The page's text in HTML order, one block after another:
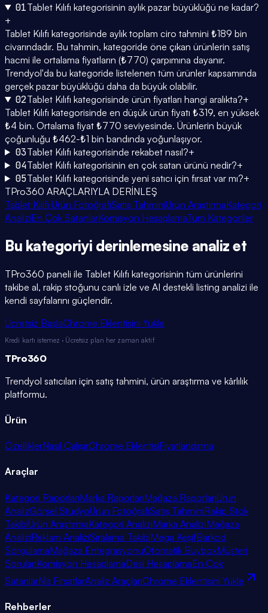
01Tablet Kılıfı kategorisinin aylık pazar büyüklüğü ne kadar?
+
Tablet Kılıfı kategorisinde aylık toplam ciro tahmini ₺189 bin
civarındadır. Bu tahmin, kategoride öne çıkan ürünlerin satış
hacmi ile ortalama fiyatların (₺770) çarpımına dayanır.
Trendyol'da bu kategoride listelenen tüm ürünler kapsamında
gerçek pazar büyüklüğü daha da büyük olabilir.
02Tablet Kılıfı kategorisinde ürün fiyatları hangi aralıkta?+
Tablet Kılıfı kategorisinde en düşük ürün fiyatı ₺319, en yüksek
₺4 bin. Ortalama fiyat ₺770 seviyesinde. Ürünlerin büyük
çoğunluğu ₺462-₺1 bin bandında yoğunlaşıyor.
03Tablet Kılıfı kategorisinde rekabet nasıl?+
04Tablet Kılıfı kategorisinin en çok satan ürünü nedir?+
05Tablet Kılıfı kategorisinde yeni satıcı için fırsat var mı?+
TPro360 ARAÇLARIYLA DERİNLEŞ
Tablet Kılıfı Ürün FotoğrafıSatış TahminiÜrün AraştırmaKategori
AnaliziEn Çok SatanlarKomisyon HesaplamaTüm Kategoriler
Bu kategoriyi derinlemesine analiz et
TPro360 paneli ile Tablet Kılıfı kategorisinin tüm ürünlerini
takibe al, rakip stoğunu canlı izle ve AI destekli listing analizi ile
kendi sayfalarını güçlendir.
Ücretsiz BaşlaChrome Eklentisini Yükle
Kredi kartı istemez · Ücretsiz plan her zaman aktif
TPro360
Trendyol satıcıları için satış tahmini, ürün araştırma ve kârlılık
platformu.
Ürün
ÖzelliklerNasıl ÇalışırChrome EklentisiFiyatlandırma
Araçlar
Kategori RaporlarıMarka RaporlarıMağaza RaporlarıÜrün
AnalizGörsel StüdyoÜrün FotoğrafıSatış TahminiRakip Stok
TakibiÜrün AraştırmaKategori AnaliziMarka AnaliziMağaza
AnaliziReklam AnaliziSıralama TakibiMega KeşifBarkod
SorgulamaMağaza EntegrasyonuOtomatik BuyboxMüşteri
SorularıKomisyon HesaplamaDesi HesaplamaEn Çok
SatanlarNiş FırsatlarAnaliz AraçlarıChrome Eklentisini Yükle
Rehberler